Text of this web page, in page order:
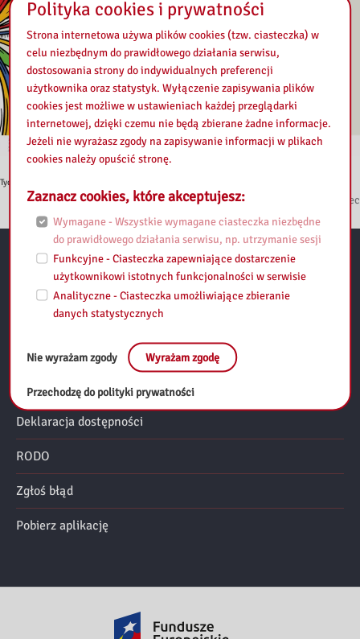
Tydzień Bibliotek – program
Oprac. Agata Chodowiec
Przydatne linki:
Regulamin
Mapa strony
Polityka prywatności
Deklaracja dostępności
RODO
Zgłoś błąd
Pobierz aplikację
Polityka cookies i prywatności
Strona internetowa używa plików cookies (tzw. ciasteczka) w
celu niezbędnym do prawidłowego działania serwisu,
dostosowania strony do indywidualnych preferencji
użytkownika oraz statystyk. Wyłączenie zapisywania plików
cookies jest możliwe w ustawieniach każdej przeglądarki
internetowej, dzięki czemu nie będą zbierane żadne informacje.
Jeżeli nie wyrażasz zgody na zapisywanie informacji w plikach
cookies należy opuścić stronę.
Zaznacz cookies, które akceptujesz:
Wymagane - Wszystkie wymagane ciasteczka niezbędne
do prawidłowego działania serwisu, np. utrzymanie sesji
Funkcyjne - Ciasteczka zapewniające dostarczenie
użytkownikowi istotnych funkcjonalności w serwisie
Analityczne - Ciasteczka umożliwiające zbieranie
danych statystycznych
Nie wyrażam zgody Wyrażam zgodę
Przechodzę do polityki prywatności